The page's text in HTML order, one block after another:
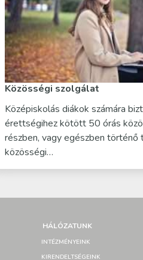
Közösségi szolgálat
Középiskolás diákok számára
érettségihez kötött 50 órás
részben, vagy egészben
közösségi…
HÁLÓZATUNK
INTÉZMÉNYEINK
KIRENDELTSÉGEINK